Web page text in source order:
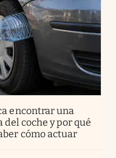
encontrar una
coche y por qué
cómo actuar